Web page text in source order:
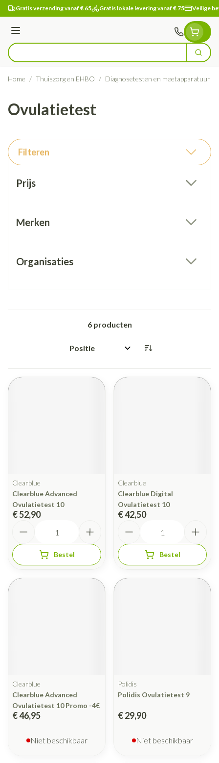
Ga naar de inhoud
Gratis verzending vanaf € 65 Gratis lokale levering vanaf € 75 Veilige
Menu
Product, merk, categorie... Zoek
Home / Thuiszorg en EHBO / Diagnosetesten en meetapparatuur
Ovulatietest
Filteren
Prijs
Merken
Organisaties
6producten
Sorteer op:
Clearblue
Clearblue Advanced
Ovulatietest 10
€ 52,90
Bestel
Clearblue
Clearblue Digital
Ovulatietest 10
€ 42,50
Bestel
Clearblue
Clearblue Advanced
Ovulatietest 10 Promo -4€
€ 46,95
Niet beschikbaar
Polidis
Polidis Ovulatietest 9
€ 29,90
Niet beschikbaar